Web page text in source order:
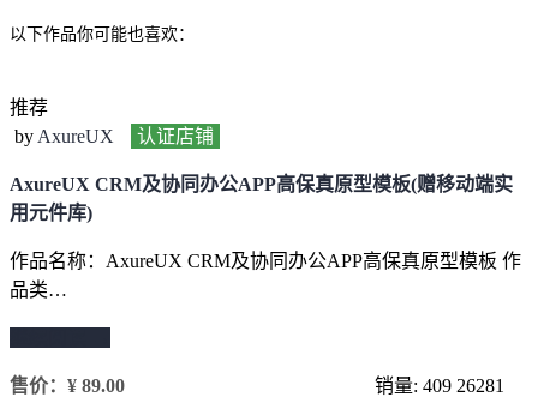
以下作品你可能也喜欢：
推荐
by AxureUX 认证店铺
AxureUX CRM及协同办公APP高保真原型模板(赠移动端实
用元件库)
作品名称：AxureUX CRM及协同办公APP高保真原型模板 作
品类…
售价： ¥ 89.00 销量: 409 26281